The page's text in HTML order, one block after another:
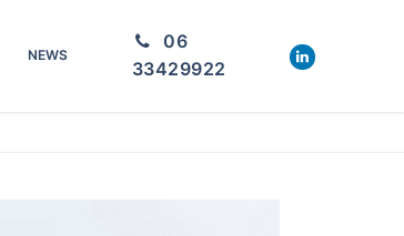
NEWS
06
33429922